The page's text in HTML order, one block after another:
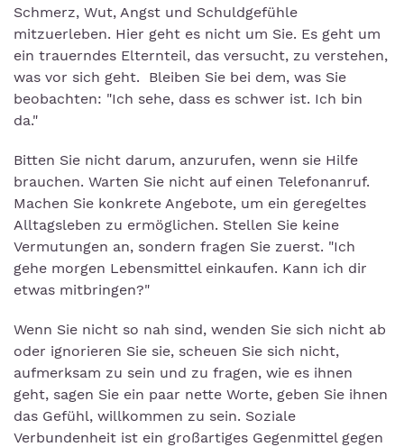
Schmerz, Wut, Angst und Schuldgefühle
mitzuerleben. Hier geht es nicht um Sie. Es geht um
ein trauerndes Elternteil, das versucht, zu verstehen,
was vor sich geht. Bleiben Sie bei dem, was Sie
beobachten: "Ich sehe, dass es schwer ist. Ich bin
da."
Bitten Sie nicht darum, anzurufen, wenn sie Hilfe
brauchen. Warten Sie nicht auf einen Telefonanruf.
Machen Sie konkrete Angebote, um ein geregeltes
Alltagsleben zu ermöglichen. Stellen Sie keine
Vermutungen an, sondern fragen Sie zuerst. "Ich
gehe morgen Lebensmittel einkaufen. Kann ich dir
etwas mitbringen?"
Wenn Sie nicht so nah sind, wenden Sie sich nicht ab
oder ignorieren Sie sie, scheuen Sie sich nicht,
aufmerksam zu sein und zu fragen, wie es ihnen
geht, sagen Sie ein paar nette Worte, geben Sie ihnen
das Gefühl, willkommen zu sein. Soziale
Verbundenheit ist ein großartiges Gegenmittel gegen